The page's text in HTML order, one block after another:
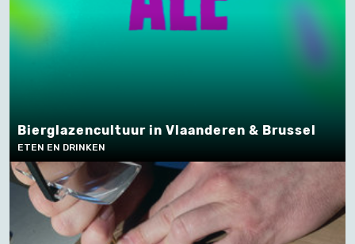
Bierglazencultuur in Vlaanderen & Brussel
ETEN EN DRINKEN